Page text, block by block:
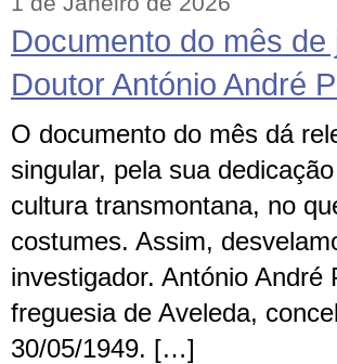
Documento do mês
Doutor António André
O documento do mês dá
singular, pela sua
cultura transmontana, no
costumes. Assim,
investigador. António André
freguesia de Aveleda,
30/05/1949. […]